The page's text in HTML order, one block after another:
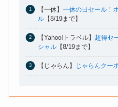
【一休】一休の日セール！
ル 【8/19まで】
【Yahoo!トラベル】 超得セ
シャル 【8/19まで】
【じゃらん】 じゃらんクー